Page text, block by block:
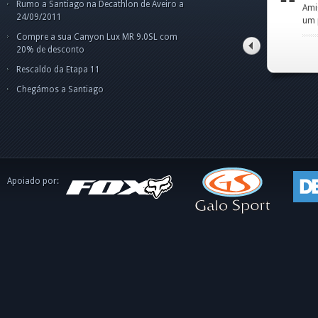
Rumo a Santiago na Decathlon de Aveiro a
24/09/2011
Compre a sua Canyon Lux MR 9.0SL com
20% de desconto
Rescaldo da Etapa 11
Chegámos a Santiago
Amigo Norberto,fiquei
tito alves pinto
Olá
Apoiado por: